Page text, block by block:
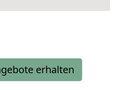
erhalten